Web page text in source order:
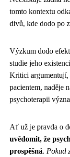
tomto kontextu
divů, kde dodo po
Výzkum dodo
studie jeho
Kritici argumentují,
pacientem, naděje
psychoterapii
Ať už je pravda o
uvědomit, že
prospěšná. Pokud